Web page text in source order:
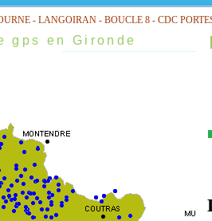
- LANGOIRAN - BOUCLE 8 - CDC
gps en Gironde